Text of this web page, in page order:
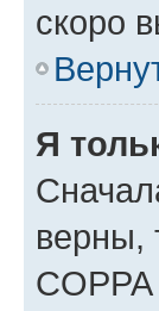
скоро
Я
верны,